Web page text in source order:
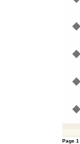
Page 1